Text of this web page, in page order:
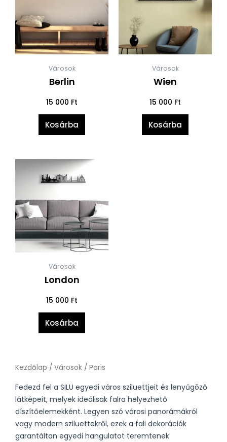
Városok
Berlin
15 000 Ft
Kosárba
Városok
Wien
15 000 Ft
Kosárba
Városok
London
15 000 Ft
Kosárba
Kezdőlap / Városok / Paris
Fedezd fel a SILU egyedi város sziluettjeit és lenyűgöző
látképeit, melyek ideálisak falra helyezhető
díszítőelemekként. Legyen szó városi panorámákról
vagy modern sziluettekről, ezek a fali dekorációk
garantáltan egyedi hangulatot teremtenek